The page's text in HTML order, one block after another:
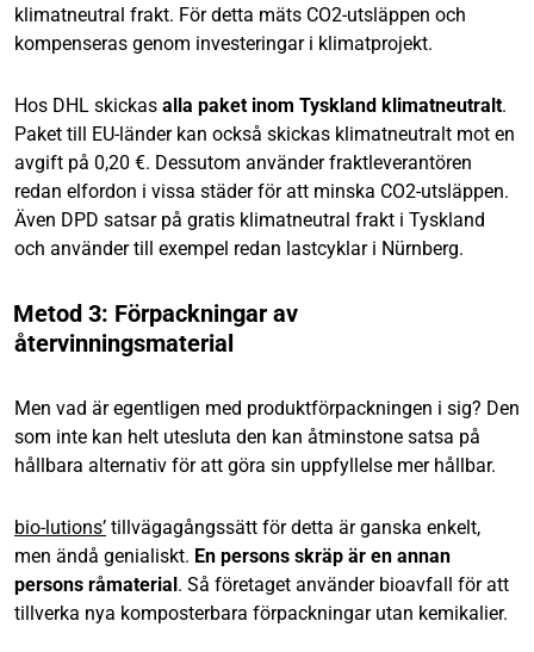
klimatneutral frakt. För detta mäts CO2-utsläppen och
kompenseras genom investeringar i klimatprojekt.
Hos DHL skickas alla paket inom Tyskland klimatneutralt.
Paket till EU-länder kan också skickas klimatneutralt mot en
avgift på 0,20 €. Dessutom använder fraktleverantören
redan elfordon i vissa städer för att minska CO2-utsläppen.
Även DPD satsar på gratis klimatneutral frakt i Tyskland
och använder till exempel redan lastcyklar i Nürnberg.
Metod 3: Förpackningar av
återvinningsmaterial
Men vad är egentligen med produktförpackningen i sig? Den
som inte kan helt utesluta den kan åtminstone satsa på
hållbara alternativ för att göra sin uppfyllelse mer hållbar.
bio-lutions’ tillvägagångssätt för detta är ganska enkelt,
men ändå genialiskt. En persons skräp är en annan
persons råmaterial . Så företaget använder bioavfall för att
tillverka nya komposterbara förpackningar utan kemikalier.